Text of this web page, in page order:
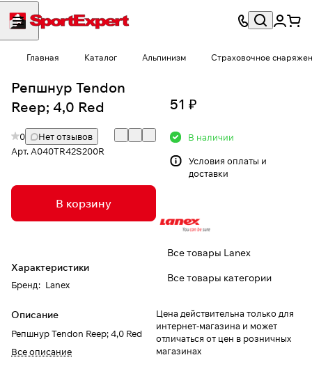
Главная Каталог Альпинизм Страховочное
Репшнур Tendon
Reep; 4,0 Red
0
Нет отзывов
Арт. A040TR42S200R
В корзину
Характеристики
Бренд: Lanex
Описание
Репшнур Tendon Reep; 4,0 Red
Все описание
51 ₽
В наличии
Условия оплаты и
доставки
Все товары Lanex
Все товары категории
Цена действительна только для
интернет-магазина и может
отличаться от цен в розничных
магазинах